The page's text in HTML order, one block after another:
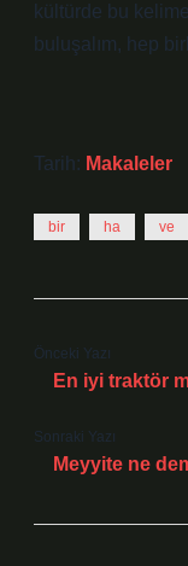
kültürde bu
buluşalım, hep
Tarih: Makaleler
bir ha ve
Önceki Yazı
En iyi traktör
Sonraki Yazı
Meyyite ne